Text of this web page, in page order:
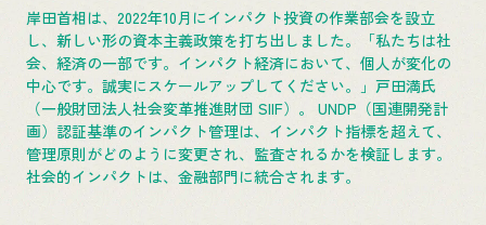
岸田首相は、2022年10月にインパクト投資の作業部会を設立
し、新しい形の資本主義政策を打ち出しました。「私たちは社
会、経済の一部です。インパクト経済において、個人が変化の
中心です。誠実にスケールアップしてください。」戸田満氏
（一般財団法人社会変革推進財団 SIIF）。 UNDP（国連開発計
画）認証基準のインパクト管理は、インパクト指標を超えて、
管理原則がどのように変更され、監査されるかを検証します。
社会的インパクトは、金融部門に統合されます。